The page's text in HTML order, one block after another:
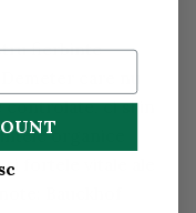
fierbinte
care nu
ci si in
organice
fortele vitale ale